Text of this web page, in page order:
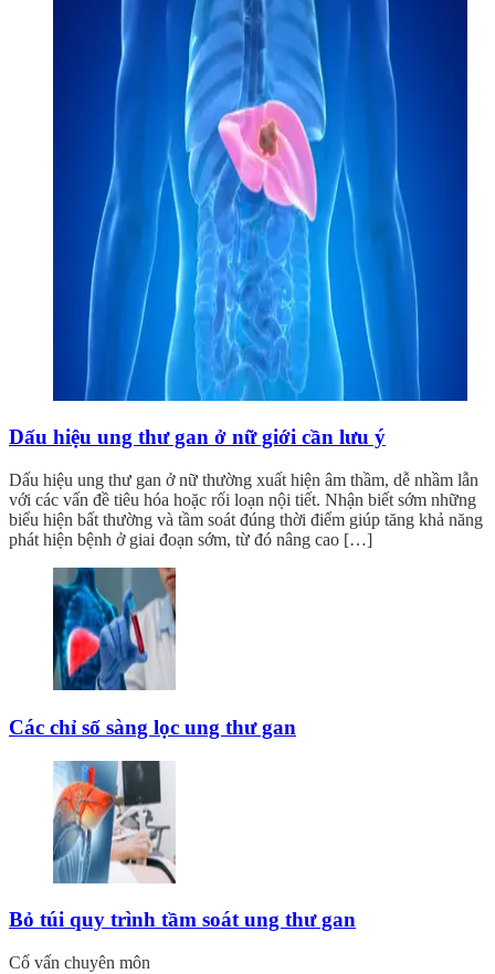
Dấu hiệu ung thư gan ở nữ giới cần lưu ý
Dấu hiệu ung thư gan ở nữ thường xuất hiện âm thầm, dễ nhầm lẫn
với các vấn đề tiêu hóa hoặc rối loạn nội tiết. Nhận biết sớm những
biểu hiện bất thường và tầm soát đúng thời điểm giúp tăng khả năng
phát hiện bệnh ở giai đoạn sớm, từ đó nâng cao […]
Các chỉ số sàng lọc ung thư gan
Bỏ túi quy trình tầm soát ung thư gan
Cố vấn chuyên môn